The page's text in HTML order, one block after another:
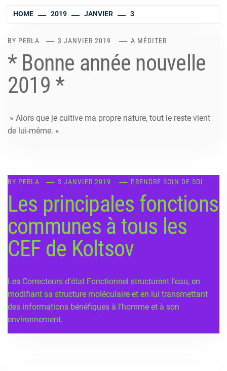
HOME 2019 JANVIER 3
BY PERLA 3 JANVIER 2019 A MÉDITER
* Bonne année nouvelle
2019 *
» Alors que je cultive ma propre nature, tout le reste vient
de lui-même. «
BY PERLA 3 JANVIER 2019 PRENDRE SOIN DE SOI
Les principales fonctions
communes à tous les
CEF de Koltsov
Les Correcteurs d’état Fonctionnel structurent l’eau, en
modifiant sa structure moléculaire et en lui transmettant
des informations bénéfiques à l’homme et à son
environnement.